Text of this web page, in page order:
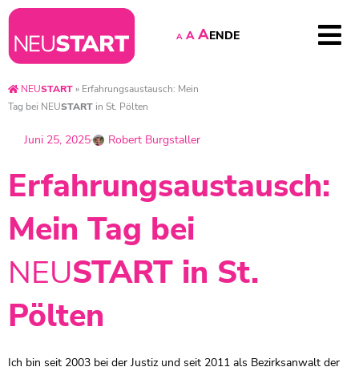
A A AENDE
NEUSTART» Erfahrungsaustausch: Mein
Tag bei NEUSTART in St. Pölten
Juni 25, 2025 Robert Burgstaller
Erfahrungsaustausch:
Mein Tag bei
NEUSTART in St.
Pölten
Ich bin seit 2003 bei der Justiz und seit 2011 als Bezirksanwalt der